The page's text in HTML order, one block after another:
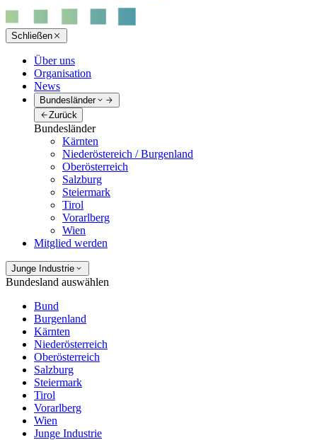
Schließen
Über uns
Organisation
News
Bundesländer
Zurück
Bundesländer
Kärnten
Niederöstereich / Burgenland
Oberösterreich
Salzburg
Steiermark
Tirol
Vorarlberg
Wien
Mitglied werden
Junge Industrie
Bundesland auswählen
Bund
Burgenland
Kärnten
Niederösterreich
Oberösterreich
Salzburg
Steiermark
Tirol
Vorarlberg
Wien
Junge Industrie